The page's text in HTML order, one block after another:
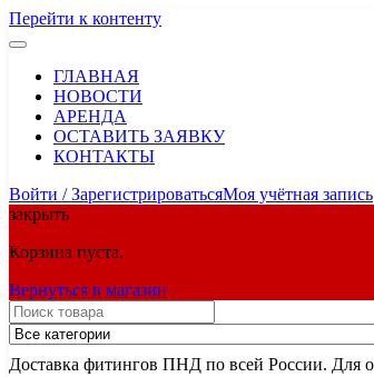
Перейти к контенту
ГЛАВНАЯ
НОВОСТИ
АРЕНДА
ОСТАВИТЬ ЗАЯВКУ
КОНТАКТЫ
Войти / ЗарегистрироватьсяМоя учётная запись
закрыть
Корзина пуста.
Вернуться в магазин
Доставка фитингов ПНД по всей России. Для